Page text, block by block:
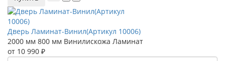
Дверь Ламинат-Винил(Артикул 10006)
2000 мм 800 мм Винилискожа Ламинат
от 10 990 ₽